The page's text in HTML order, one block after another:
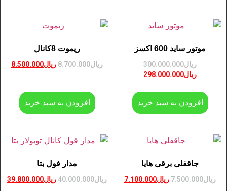
موتور ساید 600 اکسز
ریال300.000.000
ریال298.000.000
افزودن به سبد خرید
ریموت 8کانال
ریال8.700.000ریال8.500.000
افزودن به سبد خرید
جاقفلی برقی هایا
ریال7.500.000ریال7.100.000
مدار فول بتا
ریال40.000.000ریال39.800.000